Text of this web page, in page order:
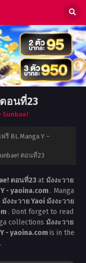
ตอนที่23
Sunbae!
รี BL Manga Y –
ตอนที่23
ตอนที่23at มังงะวาย
- yaoina.com . Manga
มังงะวาย Yaoi มังงะวาย
. Dont forget to read
collections มังงะวาย
- yaoina.comis in the